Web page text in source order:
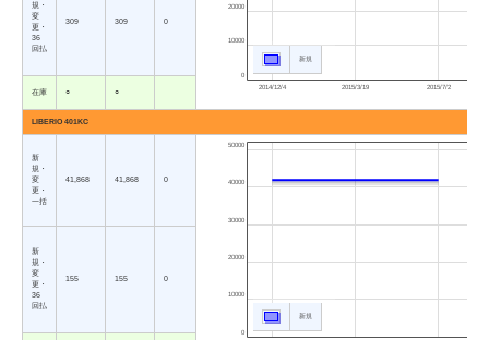
2014/12/4 2015/3/19 2015/7/2
0
10000
20000
新規
規・
変
更・
36
回払
309 309 0
在庫 ○ ○
LIBERIO 401KC
新
規・
変
更・
一括
41,868 41,868 0
0
10000
20000
30000
40000
50000
新規
新
規・
変
更・
36
回払
155 155 0